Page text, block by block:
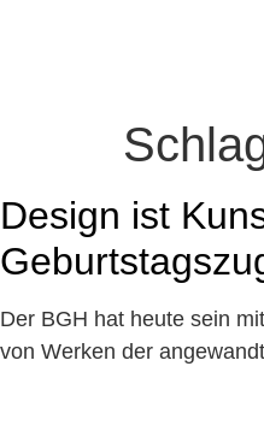
Design ist
Der BGH hat heute sein
von Werken der